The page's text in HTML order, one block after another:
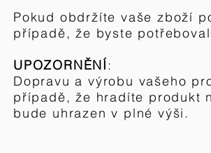
Pokud obdržíte vaše zboží
případě, že byste
UPOZORNĚNÍ:
Dopravu a výrobu vašeho
případě, že hradíte produkt
bude uhrazen v plné výši.